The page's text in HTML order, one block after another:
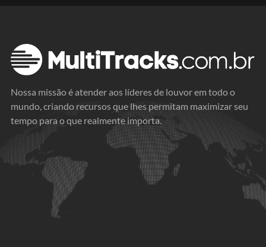
Nossa missão é atender aos líderes de louvor em todo o
mundo, criando recursos que lhes permitam maximizar seu
tempo para o que realmente importa.